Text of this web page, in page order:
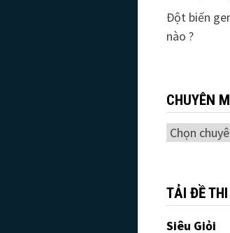
Đột biến
nào ?
CHUYÊN
Chuyên
TẢI ĐỀ THI
Siêu Giỏi